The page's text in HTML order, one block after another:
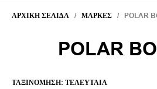
ΑΡΧΙΚΉ ΣΕΛΊΔΑ / ΜΆΡΚΕΣ / POLAR
POLAR